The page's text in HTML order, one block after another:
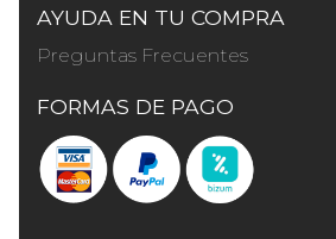
AYUDA EN TU COMPRA
Preguntas Frecuentes
FORMAS DE PAGO